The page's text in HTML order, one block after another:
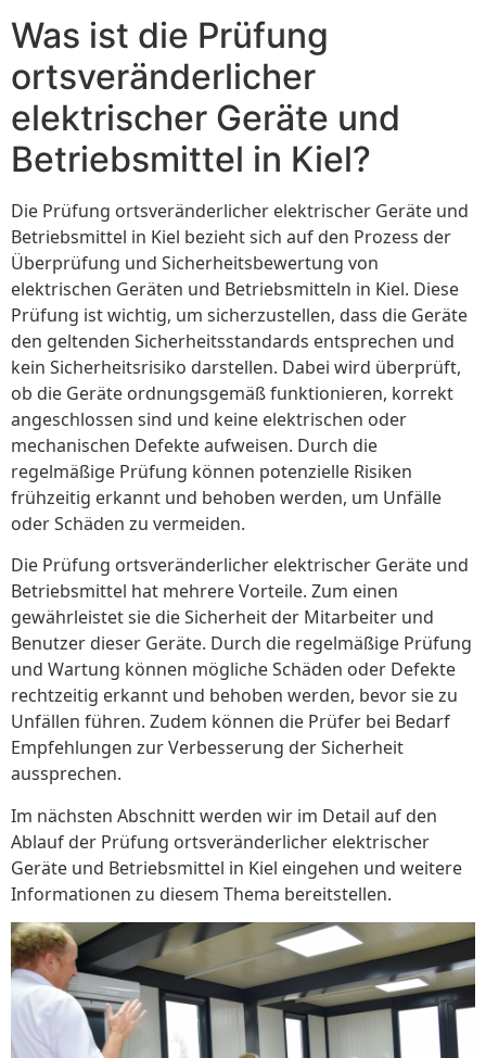
Was ist die Prüfung
ortsveränderlicher
elektrischer Geräte und
Betriebsmittel in Kiel?
Die Prüfung ortsveränderlicher elektrischer Geräte und
Betriebsmittel in Kiel bezieht sich auf den Prozess der
Überprüfung und Sicherheitsbewertung von
elektrischen Geräten und Betriebsmitteln in Kiel. Diese
Prüfung ist wichtig, um sicherzustellen, dass die Geräte
den geltenden Sicherheitsstandards entsprechen und
kein Sicherheitsrisiko darstellen. Dabei wird überprüft,
ob die Geräte ordnungsgemäß funktionieren, korrekt
angeschlossen sind und keine elektrischen oder
mechanischen Defekte aufweisen. Durch die
regelmäßige Prüfung können potenzielle Risiken
frühzeitig erkannt und behoben werden, um Unfälle
oder Schäden zu vermeiden.
Die Prüfung ortsveränderlicher elektrischer Geräte und
Betriebsmittel hat mehrere Vorteile. Zum einen
gewährleistet sie die Sicherheit der Mitarbeiter und
Benutzer dieser Geräte. Durch die regelmäßige Prüfung
und Wartung können mögliche Schäden oder Defekte
rechtzeitig erkannt und behoben werden, bevor sie zu
Unfällen führen. Zudem können die Prüfer bei Bedarf
Empfehlungen zur Verbesserung der Sicherheit
aussprechen.
Im nächsten Abschnitt werden wir im Detail auf den
Ablauf der Prüfung ortsveränderlicher elektrischer
Geräte und Betriebsmittel in Kiel eingehen und weitere
Informationen zu diesem Thema bereitstellen.